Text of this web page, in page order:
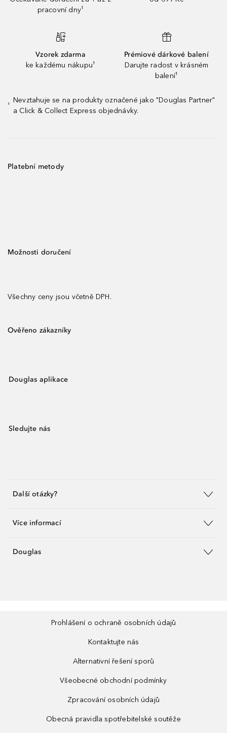
pracovní dny¹
Vzorek zdarma
ke každému nákupu¹
Prémiové dárkové balení
Darujte radost v krásném
balení¹
¹
Nevztahuje se na produkty označené jako "Douglas Partner"
a Click & Collect Express objednávky.
Platební metody
Možnosti doručení
Všechny ceny jsou včetně DPH.
Ověřeno zákazníky
Douglas aplikace
Sledujte nás
Další otázky?
Více informací
Douglas
Prohlášení o ochraně osobních údajů
Kontaktujte nás
Alternativní řešení sporů
Všeobecné obchodní podmínky
Zpracování osobních údajů
Obecná pravidla spotřebitelské soutěže